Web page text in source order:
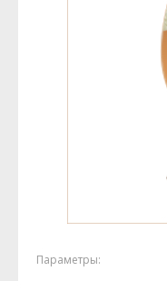
Параметры: